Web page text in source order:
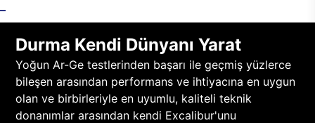
Durma Kendi Dünyanı Yarat
Yoğun Ar-Ge testlerinden başarı ile geçmiş yüzlerce
bileşen arasından performans ve ihtiyacına en uygun
olan ve birbirleriyle en uyumlu, kaliteli teknik
donanımlar arasından kendi Excalibur'unu